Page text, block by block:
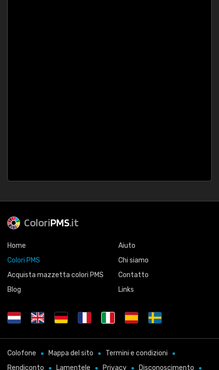
ColoriPMS.it
Home
Colori PMS
Acquista mazzetta colori PMS
Blog
Aiuto
Chi siamo
Contatto
Links
Colofone Mappa del sito
Termini e condizioni
Rendiconto
Lamentele Privacy Disconoscimento